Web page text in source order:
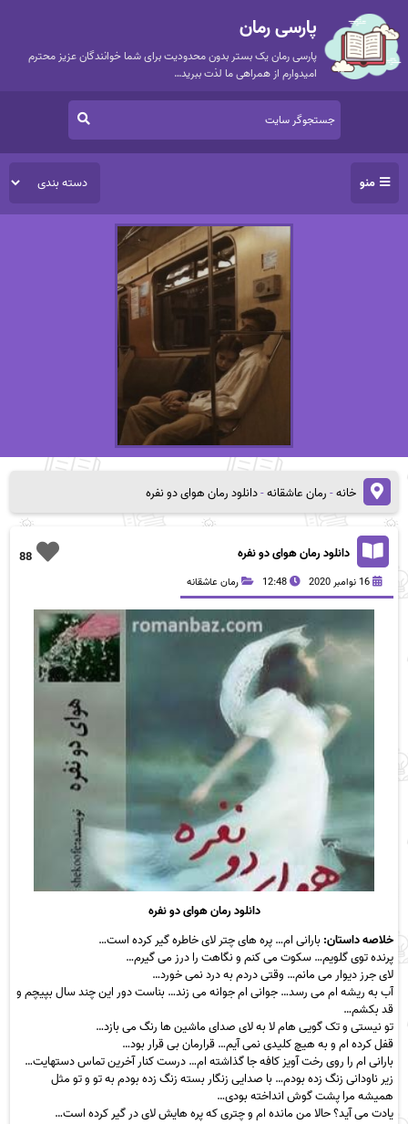
پارسی رمان
پارسی رمان یک بستر بدون محدودیت برای شما خوانندگان عزیز محترم
امیدوارم از همراهی ما لذت ببرید…
منو
خانه-رمان عاشقانه-دانلود رمان هوای دو نفره
88 دانلود رمان هوای دو نفره
16 نوامبر 2020 12:48 رمان عاشقانه
دانلود رمان هوای دو نفره
خلاصه داستان:بارانی ام… پره های چتر لای خاطره گیر کرده است…
پرنده توی گلویم… سکوت می کنم و نگاهت را درز می گیرم…
لای جرز دیوار می مانم… وقتی دردم به درد نمی خورد…
آب به ریشه ام می رسد… جوانی ام جوانه می زند… بناست دور این‬ چند سال بپیچم و
قد بکشم…
تو نیستی و تک گویی هام لا به لای صدای ماشین ها رنگ می بازد…
قفل کرده ام و به هیچ‬ کلیدی نمی آیم… قرارمان بی قرار بود…
بارانی ام را روی رخت آویز کافه جا گذاشته ام… درست کنار آخرین تماس‬ دستهایت…
زیر ناودانی زنگ زده بودم… با صدایی زنگار بسته زنگ زده بودم به تو و تو مثل
همیشه مرا پشت گوش‬ انداخته بودی…
یادت می آید؟ حالا من مانده ام و چتری که پره هایش لای در گیر کرده است…